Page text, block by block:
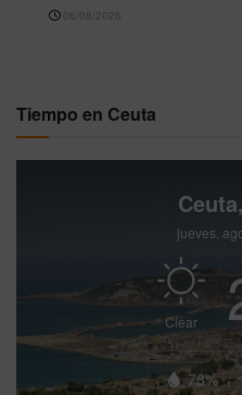
06/08/2026
Tiempo en Ceuta
jueves,
Clear
78%